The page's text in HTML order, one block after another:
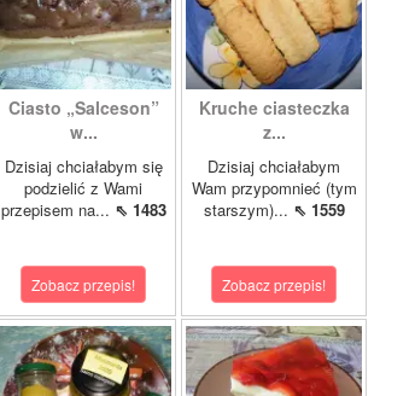
Ciasto „Salceson”
w...
Dzisiaj chciałabym się
podzielić z Wami
przepisem na... ⇖ 1483
Zobacz przepis!
Kruche ciasteczka
z...
Dzisiaj chciałabym
Wam przypomnieć (tym
starszym)... ⇖ 1559
Zobacz przepis!